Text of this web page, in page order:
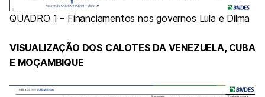
QUADRO 1 – Financiamentos nos governos Lula e Dilma
VISUALIZAÇÃO DOS CALOTES DA VENEZUELA, CUBA
E MOÇAMBIQUE